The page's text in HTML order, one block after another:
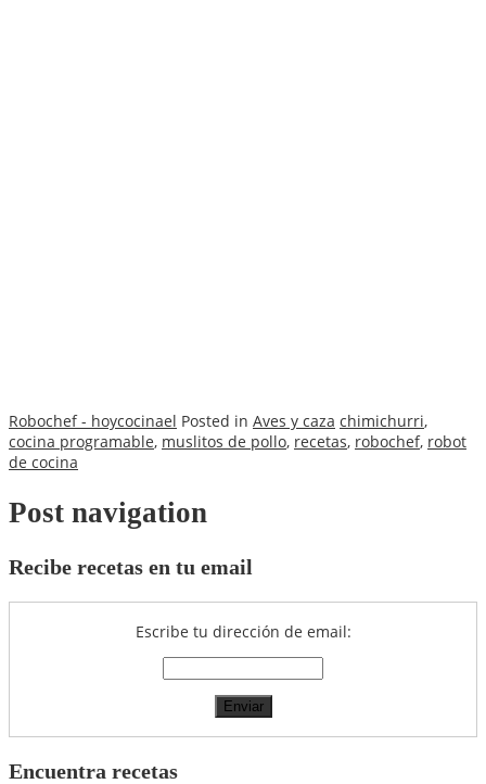
Robochef - hoycocinael Posted in Aves y caza chimichurri,
cocina programable, muslitos de pollo, recetas, robochef, robot
de cocina
Post navigation
Recibe recetas en tu email
Escribe tu dirección de email:
Encuentra recetas